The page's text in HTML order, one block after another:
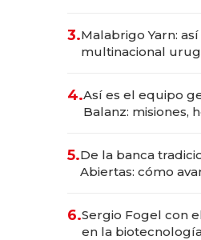
anticipación y
3.Malabrigo Yarn:
multinacional
4.Así es el equipo
Balanz: misiones,
5.De la banca
Abiertas: cómo
6.Sergio Fogel con
en la